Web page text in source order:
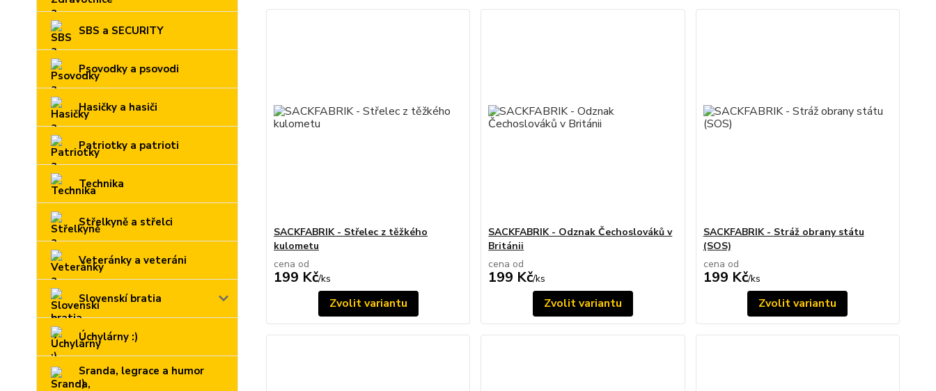
SBS a SECURITY
Psovodky a psovodi
Hasičky a hasiči
Patriotky a patrioti
Technika
Střelkyně a střelci
Veteránky a veteráni
Slovenskí bratia
Úchylárny :)
Sranda, legrace a humor
:)
SACKFABRIK - Střelec z těžkého
kulometu
cena od
199 Kč/ks
Zvolit variantu
SACKFABRIK - Odznak Čechoslováků v
Británii
cena od
199 Kč/ks
Zvolit variantu
SACKFABRIK - Stráž obrany státu
(SOS)
cena od
199 Kč/ks
Zvolit variantu